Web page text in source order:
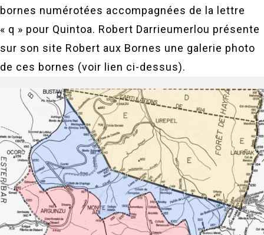
bornes numérotées accompagnées de la lettre
« q » pour Quintoa. Robert Darrieumerlou présente
sur son site Robert aux Bornes une galerie photo
de ces bornes (voir lien ci-dessus).